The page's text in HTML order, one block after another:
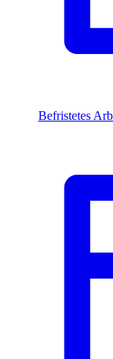
Befristetes